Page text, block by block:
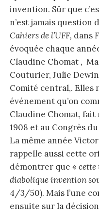
invention. Sûr que
n’est jamais question
Cahiers de l’UFF, dans
évoquée chaque
Claudine Chomat,
Couturier, Julie
Comité central,. Elles
événement qu’on
Claudine Chomat,
1908 et au Congrès
La même année
rappelle aussi cette
démontrer que « cette
diabolique invention
4/3/50). Mais l’une
ensuite sur la